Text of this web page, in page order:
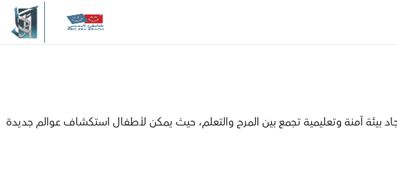
بيئة آمنة وتعليمية تجمع بين المرح والتعلم، حيث يمكن لأطفال استكشاف عوالم جديدة